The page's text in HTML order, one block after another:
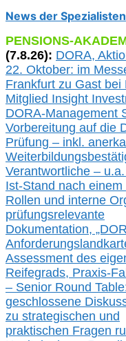
News der Spezialisten
PENSIONS-
(7.8.26): DORA, A
22. Oktober: im
Frankfurt zu Gast bei
Mitglied Insight
DORA-Management
Vorbereitung auf die
Prüfung – inkl.
Verantwortliche – u.a.
Ist-Stand nach einem
Rollen und interne
prüfungsrelevante
Dokumentation,
Assessment des
Reifegrads, Praxis-
– Senior Round
geschlossene
zu strategischen und
praktischen Fragen